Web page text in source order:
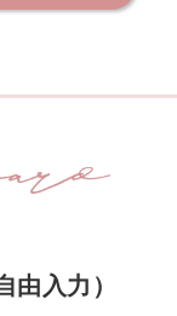
由入力）